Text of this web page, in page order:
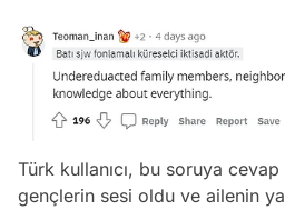
Türk kullanıcı, bu soruya
gençlerin sesi oldu ve ailenin